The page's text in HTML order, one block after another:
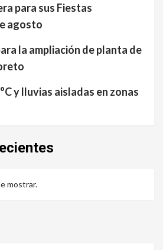
para sus Fiestas
agosto
la ampliación de planta de
y lluvias aisladas en zonas
mostrar.